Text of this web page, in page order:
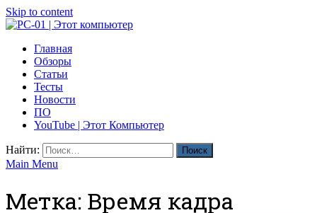
Skip to content
PC-01 | Этот компьютер
Компьютерные новости
Главная
Обзоры
Статьи
Тесты
Новости
ПО
YouTube | Этот Компьютер
Найти:
Main Menu
Метка: Время кадра